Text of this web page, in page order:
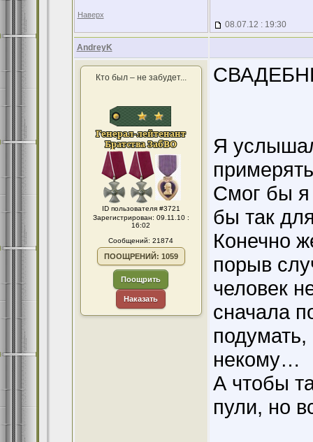
Наверх
08.07.12 : 19:30
AndreyK
Кто был – не забудет...
ID пользователя #3721
Зарегистрирован: 09.11.10 :
16:02
Сообщений: 21874
ПООЩРЕНИЙ: 1059
Поощрить
Наказать
Я
Смог бы я
бы так
Конечно
порыв
человек
сначала
некому…
А чтобы
пули, но